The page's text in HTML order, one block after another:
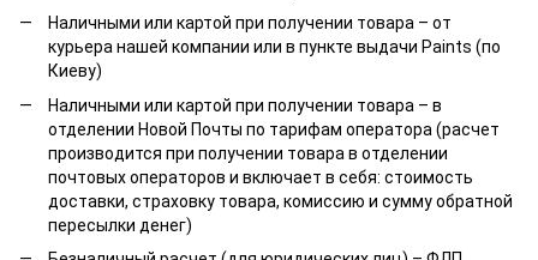
Наличными или картой при получении товара – от
курьера нашей компании или в пункте выдачи Paints (по
Киеву)
Наличными или картой при получении товара – в
отделении Новой Почты по тарифам оператора (расчет
производится при получении товара в отделении
почтовых операторов и включает в себя: стоимость
доставки, страховку товара, комиссию и сумму обратной
пересылки денег)